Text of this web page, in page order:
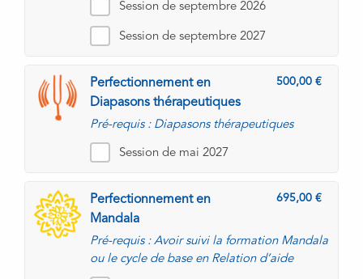
Session de septembre 2026
Session de septembre 2027
500,00
Perfectionnement en
Diapasons thérapeutiques
Pré-requis : Diapasons thérapeutiques
Session de mai 2027
695,00
Perfectionnement en
Mandala
Pré-requis : Avoir suivi la formation Mandala
ou le cycle de base en Relation d’aide